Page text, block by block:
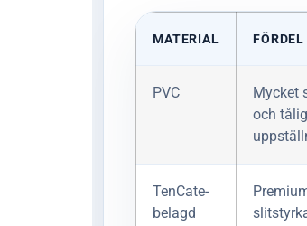
MATERIAL FÖRDEL
PVC
Mycket
och
TenCate-
belagd